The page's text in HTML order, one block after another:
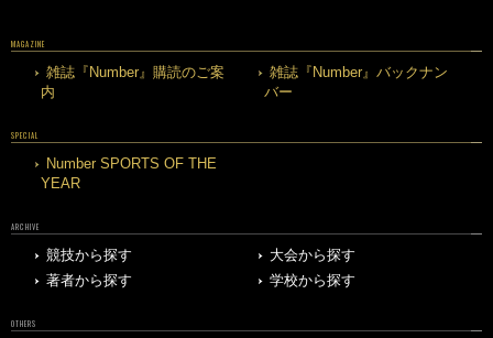
MAGAZINE
雑誌『Number』購読のご案
内
雑誌『Number』バックナン
バー
SPECIAL
Number SPORTS OF THE
YEAR
ARCHIVE
競技から探す
大会から探す
著者から探す
学校から探す
OTHERS